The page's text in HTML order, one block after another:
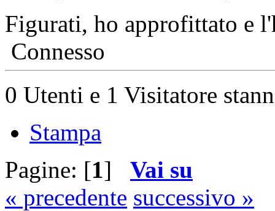
Figurati, ho approfittato e
Connesso
0 Utenti e 1 Visitatore
Stampa
Pagine: [1] Vai su
« precedente successivo »